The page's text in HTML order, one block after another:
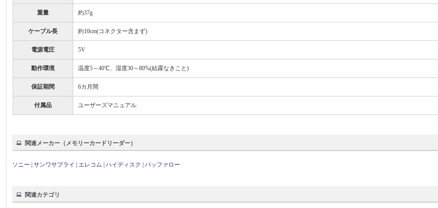
重量 約37g
ケーブル長 約10cm(コネクター含まず)
電源電圧 5V
動作環境 温度5～40℃、湿度30～80%(結露なきこと)
保証期間 6カ月間
付属品 ユーザーズマニュアル
関連メーカー（メモリーカードリーダー）
ソニー |サンワサプライ エレコム |ハイディスク |バッファロー
関連カテゴリ